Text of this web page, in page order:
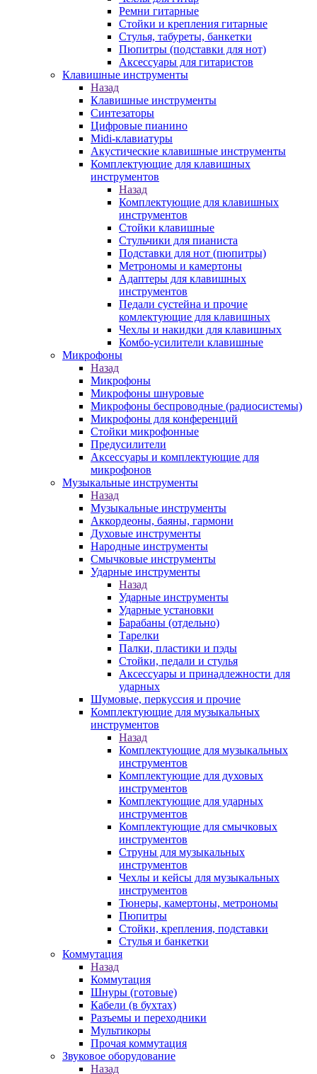
Ремни гитарные
Стойки и крепления гитарные
Стулья, табуреты, банкетки
Пюпитры (подставки для нот)
Аксессуары для гитаристов
Клавишные инструменты
Назад
Клавишные инструменты
Синтезаторы
Цифровые пианино
Midi-клавиатуры
Акустические клавишные инструменты
Комплектующие для клавишных
инструментов
Назад
Комплектующие для клавишных
инструментов
Стойки клавишные
Стульчики для пианиста
Подставки для нот (пюпитры)
Метрономы и камертоны
Адаптеры для клавишных
инструментов
Педали сустейна и прочие
комлектующие для клавишных
Чехлы и накидки для клавишных
Комбо-усилители клавишные
Микрофоны
Назад
Микрофоны
Микрофоны шнуровые
Микрофоны беспроводные (радиосистемы)
Микрофоны для конференций
Стойки микрофонные
Предусилители
Аксессуары и комплектующие для
микрофонов
Музыкальные инструменты
Назад
Музыкальные инструменты
Аккордеоны, баяны, гармони
Духовые инструменты
Народные инструменты
Смычковые инструменты
Ударные инструменты
Назад
Ударные инструменты
Ударные установки
Барабаны (отдельно)
Тарелки
Палки, пластики и пэды
Стойки, педали и стулья
Аксессуары и принадлежности для
ударных
Шумовые, перкуссия и прочие
Комплектующие для музыкальных
инструментов
Назад
Комплектующие для музыкальных
инструментов
Комплектующие для духовых
инструментов
Комплектующие для ударных
инструментов
Комплектующие для смычковых
инструментов
Струны для музыкальных
инструментов
Чехлы и кейсы для музыкальных
инструментов
Тюнеры, камертоны, метрономы
Пюпитры
Стойки, крепления, подставки
Стулья и банкетки
Коммутация
Назад
Коммутация
Шнуры (готовые)
Кабели (в бухтах)
Разъемы и переходники
Мультикоры
Прочая коммутация
Звуковое оборудование
Назад